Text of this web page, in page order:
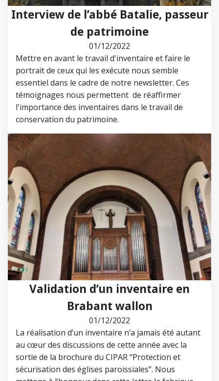
Interview de l’abbé Batalie, passeur
de patrimoine
01/12/2022
Mettre en avant le travail d'inventaire et faire le
portrait de ceux qui les exécute nous semble
essentiel dans le cadre de notre newsletter. Ces
témoignages nous permettent de réaffirmer
l'importance des inventaires dans le travail de
conservation du patrimoine.
Validation d’un inventaire en
Brabant wallon
01/12/2022
La réalisation d’un inventaire n’a jamais été autant
au cœur des discussions de cette année avec la
sortie de la brochure du CIPAR “Protection et
sécurisation des églises paroissiales”. Nous